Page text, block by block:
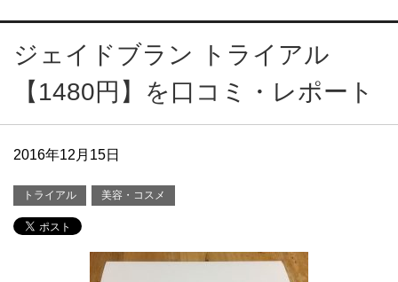
ジェイドブラン トライアル
【1480円】を口コミ・レポート
2016年12月15日
トライアル 美容・コスメ